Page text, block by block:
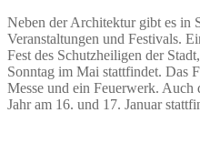
Neben der Architektur gibt es in
Veranstaltungen und Festivals.
Fest des Schutzheiligen der
Sonntag im Mai stattfindet. Das
Messe und ein Feuerwerk. Auch
Jahr am 16. und 17. Januar